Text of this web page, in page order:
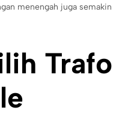
menengah juga semakin
Trafo